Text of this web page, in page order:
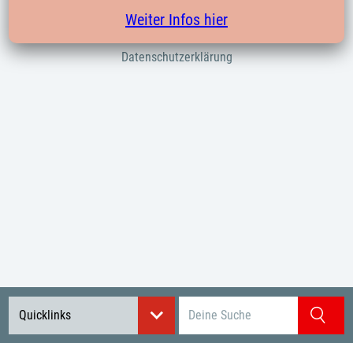
Quicklinks
Suchbegriff eingeben
Impressum
Datenschutzerklärung
Weiter Infos hier